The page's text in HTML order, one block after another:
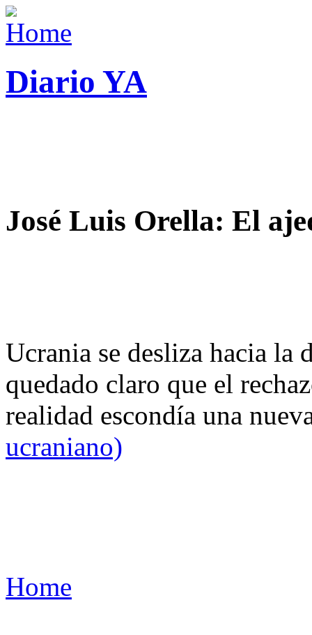
Diario YA
José Luis Orella: El
Ucrania se desliza hacia
quedado claro que el
realidad escondía una
ucraniano)
Home